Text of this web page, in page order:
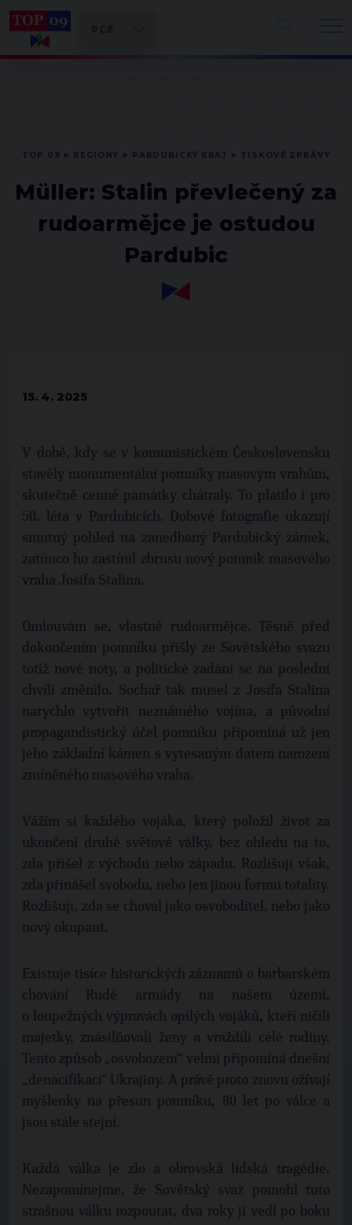
Müller: Stalin převlečený za
rudoarmějce je ostudou
Pardubic
15. 4. 2025
V době, kdy se v komunistickém Československu
stavěly monumentální pomníky masovým vrahům,
skutečně cenné památky chátraly. To platilo i pro
50. léta v Pardubicích. Dobové fotografie ukazují
smutný pohled na zanedbaný Pardubický zámek,
zatímco ho zastínil zbrusu nový pomník masového
vraha Josifa Stalina.
Omlouvám se, vlastně rudoarmějce. Těsně před
dokončením pomníku přišly ze Sovětského svazu
totiž nové noty, a politické zadání se na poslední
chvíli změnilo. Sochař tak musel z Josifa Stalina
narychlo vytvořit neznámého vojína, a původní
propagandistický účel pomníku připomíná už jen
jeho základní kámen s vytesaným datem narození
zmíněného masového vraha.
Vážím si každého vojáka, který položil život za
ukončení druhé světové války, bez ohledu na to,
zda přišel z východu nebo západu. Rozlišuji však,
zda přinášel svobodu, nebo jen jinou formu totality.
Rozlišuji, zda se choval jako osvoboditel, nebo jako
nový okupant.
Existuje tisíce historických záznamů o barbarském
chování Rudé armády na našem území,
o loupežných výpravách opilých vojáků, kteří ničili
majetky, znásilňovali ženy a vraždili celé rodiny.
Tento způsob „osvobození“ velmi připomíná dnešní
„denacifikaci“ Ukrajiny. A právě proto znovu ožívají
myšlenky na přesun pomníku, 80 let po válce a
jsou stále stejní.
Každá válka je zlo a obrovská lidská tragédie.
Nezapomínejme, že Sovětský svaz pomohl tuto
strašnou válku rozpoutat, dva roky ji vedl po boku